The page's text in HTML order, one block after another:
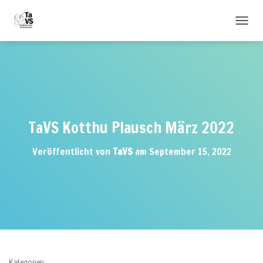
TaVS Kotthu Plausch März 2022
Veröffentlicht von TaVSam September 15, 2022